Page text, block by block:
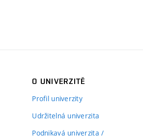
O UNIVERZITĚ
Profil univerzity
Udržitelná univerzita
Podnikavá univerzita /